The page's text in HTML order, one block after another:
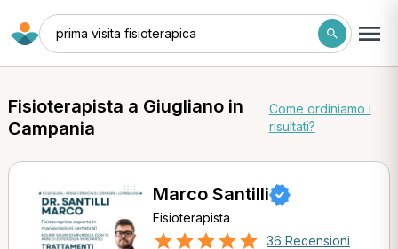
prima visita fisioterapica
Fisioterapista a Giugliano in
Campania
Come ordiniamo i
risultati?
Marco Santilli
Fisioterapista
36 Recensioni